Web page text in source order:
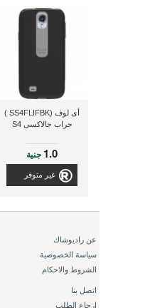
أى لوف (SS4FLIFBK )
جراب جالاكسى S4
1.0 جنية
غير متوفر
عن راديوشاك
سياسة الخصوصية
الشروط والاحكام
اتصل بنا
إرجاع الطلب